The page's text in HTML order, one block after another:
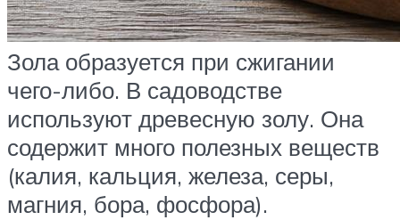
Зола образуется при сжигании
чего-либо. В садоводстве
используют древесную золу. Она
содержит много полезных веществ
(калия, кальция, железа, серы,
магния, бора, фосфора).